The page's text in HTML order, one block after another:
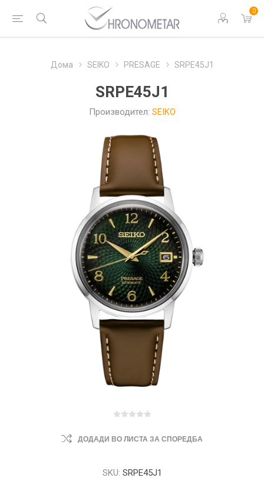
0
Дома SEIKO PRESAGE SRPE45J1
SRPE45J1
Производител: SEIKO
ДОДАДИ ВО ЛИСТА ЗА СПОРЕДБА
SKU: SRPE45J1